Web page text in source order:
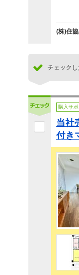
(株)住
チェック
購入サ
当社
付き